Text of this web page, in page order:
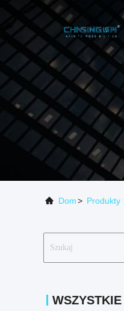
Dom> Produkty